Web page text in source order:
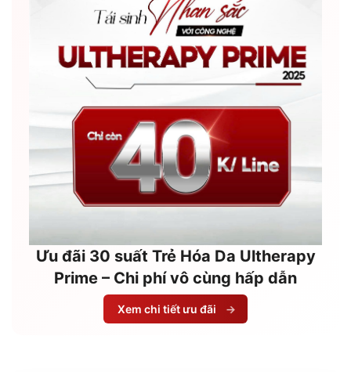
Ưu đãi 30 suất Trẻ Hóa Da Ultherapy
Prime – Chi phí vô cùng hấp dẫn
Xem chi tiết ưu đãi →